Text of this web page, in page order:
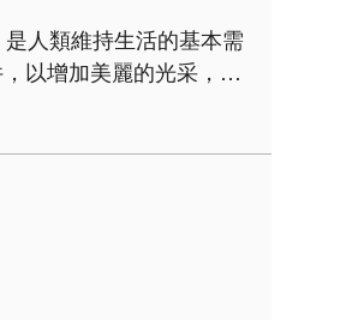
以增加美麗的光采，則